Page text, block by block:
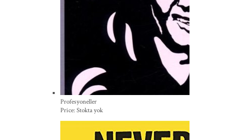
Profesyoneller
Price:Stokta yok